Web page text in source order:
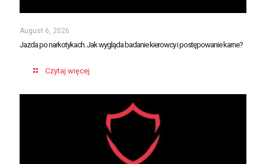
August 6, 2026
Jazda po narkotykach. Jak wygląda badanie kierowcy i postępowanie karne?
Czytaj więcej